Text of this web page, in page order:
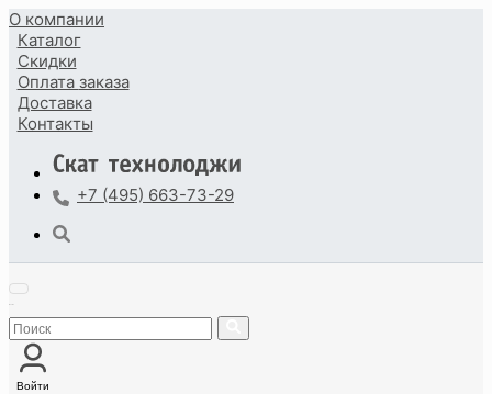
О компании
Каталог
Скидки
Оплата заказа
Доставка
Контакты
+7 (495) 663-73-29
Войти